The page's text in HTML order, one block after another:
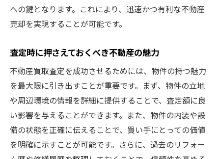
への鍵となります。これにより、迅速かつ有利な不動産
売却を実現することが可能です。
査定時に押さえておくべき不動産の魅力
不動産買取査定を成功させるためには、物件の持つ魅力
を最大限に引き出すことが重要です。まず、物件の立地
や周辺環境の情報を詳細に提供することで、査定額に良
い影響を与えることができます。また、物件の内装や設
備の状態を正確に伝えることで、買い手にとっての価値
を明確に示すことが可能です。さらに、過去のリフォー